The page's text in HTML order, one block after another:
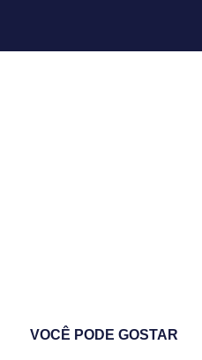
VOCÊ PODE GOSTAR